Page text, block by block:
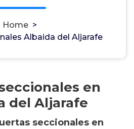
Home >
Albaida del Aljarafe
en
del Aljarafe
seccionales en